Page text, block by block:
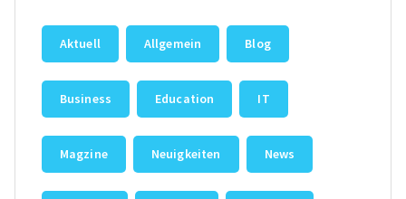
Aktuell Allgemein Blog
Business Education IT
Magzine Neuigkeiten News